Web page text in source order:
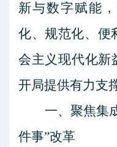
新与数字赋能
化、规范化、便
会主义现代化新
开局提供有力支
一、聚焦集
件事”改革